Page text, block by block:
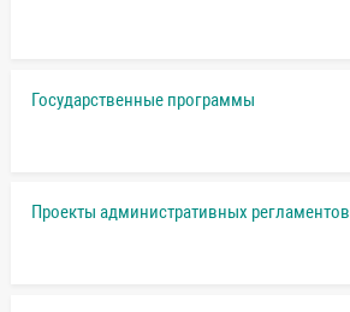
Государственные программы
Проекты административных регламентов